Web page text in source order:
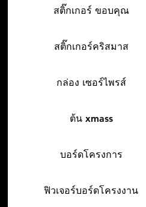
สติ๊กเกอร์ ขอบคุณ
สติ๊กเกอร์คริสมาส
กล่อง เซอร์ไพรส์
ต้น xmass
บอร์ดโครงการ
ฟิวเจอร์บอร์ดโครงงาน